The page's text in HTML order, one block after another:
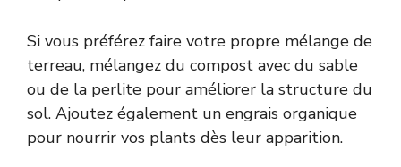
Si vous préférez faire votre propre mélange de
terreau, mélangez du compost avec du sable
ou de la perlite pour améliorer la structure du
sol. Ajoutez également un engrais organique
pour nourrir vos plants dès leur apparition.